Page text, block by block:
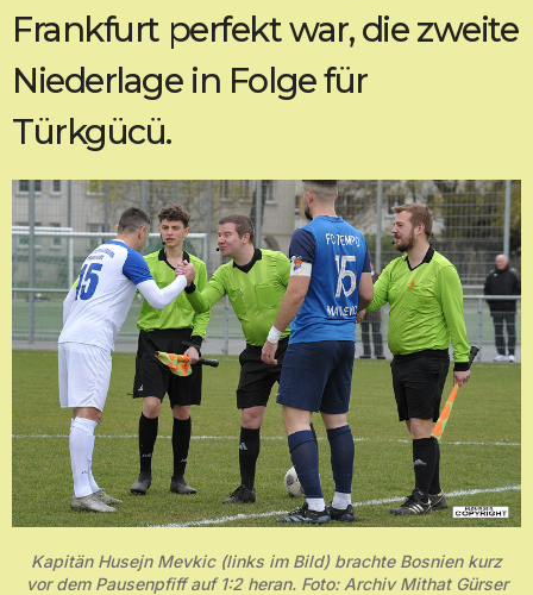
Frankfurt perfekt war, die zweite
Niederlage in Folge für
Türkgücü.
Kapitän Husejn Mevkic (links im Bild) brachte Bosnien kurz
vor dem Pausenpfiff auf 1:2 heran. Foto: Archiv Mithat Gürser